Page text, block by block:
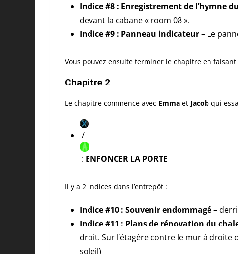
Indice #8 : Enregistrement de l’hymne
devant la cabane « room 08 ».
Indice #9 : Panneau indicateur– Le
Vous pouvez ensuite terminer le chapitre en faisant
Chapitre 2
Le chapitre commence avec Emma et Jacob qui
/
: ENFONCER LA PORTE
Il y a 2 indices dans l’entrepôt :
Indice #10 : Souvenir endommagé–
Indice #11 : Plans de rénovation du
droit. Sur l’étagère contre le mur à droite
soleil)